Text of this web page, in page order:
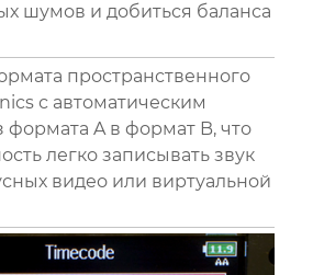
шумов и добиться баланса
пространственного
с автоматическим
A в формат B, что
легко записывать звук
видео или виртуальной